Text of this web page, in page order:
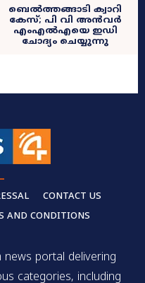
ബെൽത്തങ്ങാടി ക്വാറി
കേസ്; പി വി അൻവർ
എംഎൽഎയെ ഇഡി
ചോദ്യം ചെയ്യുന്നു
CONTACT US
AND CONDITIONS
news portal delivering
categories, including